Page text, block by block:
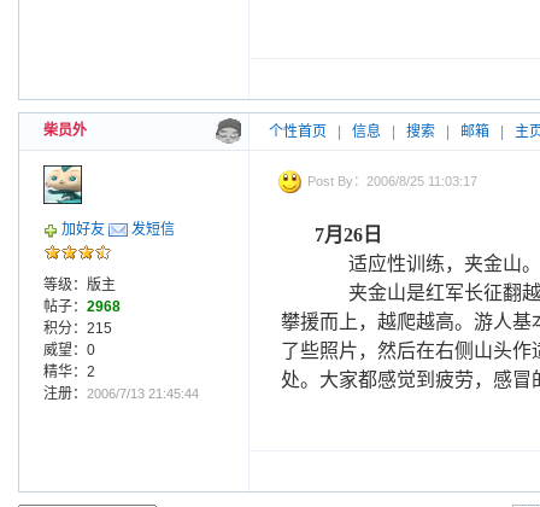
柴员外 个性首页 信息 搜索 邮箱 主
加好友 发短信
等级：版主
帖子： 2968
积分：215
威望：0
精华：2
注册： 2006/7/13 21:45:44
Post By：2006/8/25 11:03:17
7月 26 日
适应性训练，夹金山。
夹金山是红军长征翻
攀援而上，越爬越高。游人
了些照片，然后在右侧山头作
处。大家都感觉到疲劳，感冒